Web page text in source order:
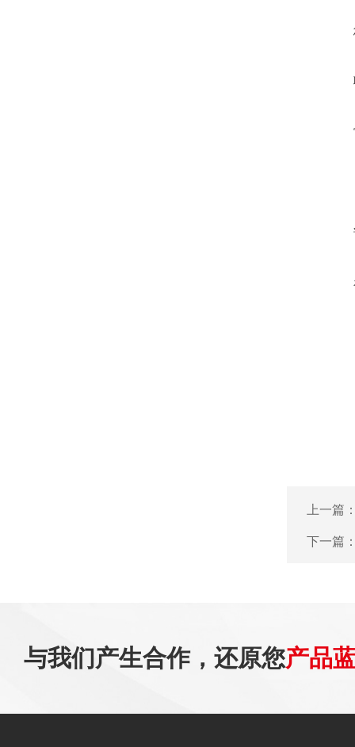
上一篇
下一篇
与我们产生合作，还原您产品